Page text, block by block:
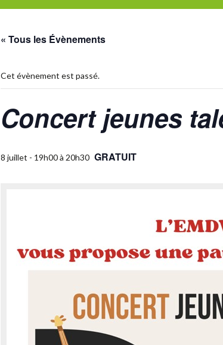
« Tous les Évènements
Cet évènement est passé.
Concert jeunes
8 juillet - 19h00à 20h30 GRATUIT